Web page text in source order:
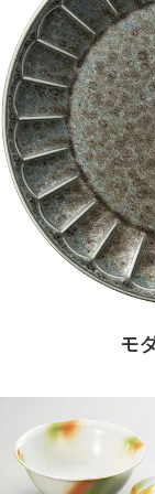
モ